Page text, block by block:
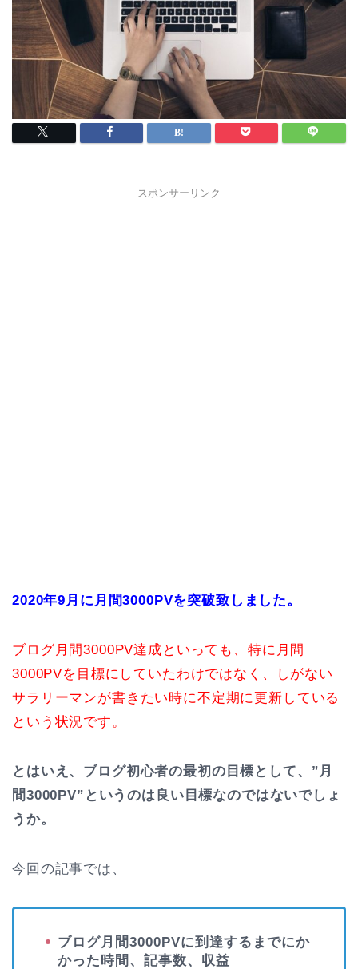
スポンサーリンク
2020年9月に月間3000PVを突破致しました。
ブログ月間3000PV達成といっても、特に月間
3000PVを目標にしていたわけではなく、しがない
サラリーマンが書きたい時に不定期に更新している
という状況です。
とはいえ、ブログ初心者の最初の目標として、”月
間3000PV”というのは良い目標なのではないでしょ
うか。
今回の記事では、
ブログ月間3000PVに到達するまでにか
かった時間、記事数、収益